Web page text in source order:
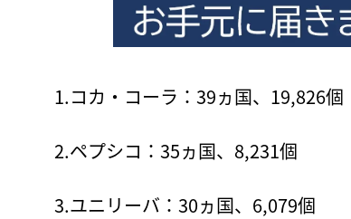
1.コカ・コーラ：39ヵ国、19,826個
2.ペプシコ：35ヵ国、8,231個
3.ユニリーバ：30ヵ国、6,079個